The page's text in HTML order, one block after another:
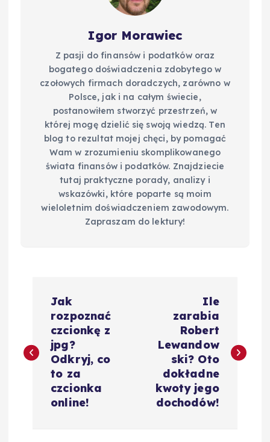
Igor Morawiec
Z pasji do finansów i podatków oraz
bogatego doświadczenia zdobytego w
czołowych firmach doradczych, zarówno w
Polsce, jak i na całym świecie,
postanowiłem stworzyć przestrzeń, w
której mogę dzielić się swoją wiedzą. Ten
blog to rezultat mojej chęci, by pomagać
Wam w zrozumieniu skomplikowanego
świata finansów i podatków. Znajdziecie
tutaj praktyczne porady, analizy i
wskazówki, które poparte są moim
wieloletnim doświadczeniem zawodowym.
Zapraszam do lektury!
w
Jak
rozpoznać
czcionkę z
jpg?
Odkryj, co
to za
czcionka
online!
Ile
zarabia
Robert
Lewandow
ski? Oto
dokładne
kwoty jego
dochodów!